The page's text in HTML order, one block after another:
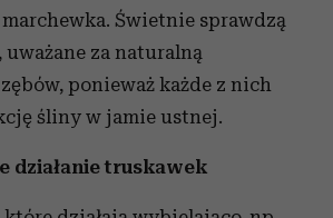
marchewka. Świetnie sprawdzą
uważane za naturalną
ponieważ każde z nich
śliny w jamie ustnej.
działanie truskawek